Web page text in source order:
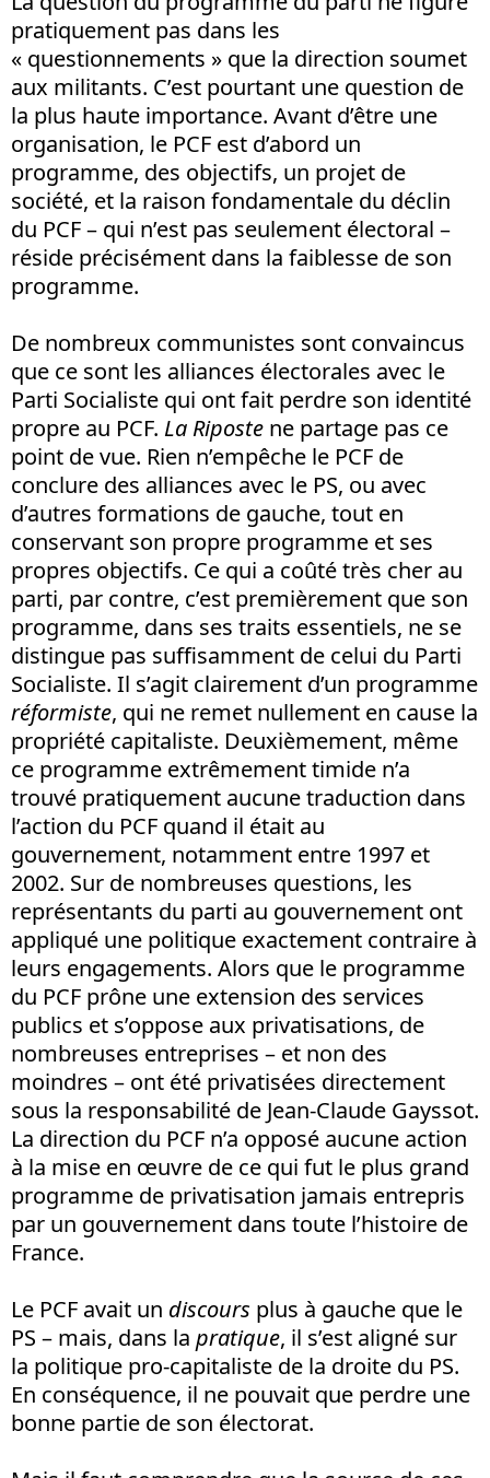
pratiquement pas dans les
« questionnements » que la direction soumet
aux militants. C’est pourtant une question de
la plus haute importance. Avant d’être une
organisation, le PCF est d’abord un
programme, des objectifs, un projet de
société, et la raison fondamentale du déclin
du PCF – qui n’est pas seulement électoral –
réside précisément dans la faiblesse de son
programme.
De nombreux communistes sont convaincus
que ce sont les alliances électorales avec le
Parti Socialiste qui ont fait perdre son identité
propre au PCF. La Riposte ne partage pas ce
point de vue. Rien n’empêche le PCF de
conclure des alliances avec le PS, ou avec
d’autres formations de gauche, tout en
conservant son propre programme et ses
propres objectifs. Ce qui a coûté très cher au
parti, par contre, c’est premièrement que son
programme, dans ses traits essentiels, ne se
distingue pas suffisamment de celui du Parti
Socialiste. Il s’agit clairement d’un programme
réformiste, qui ne remet nullement en cause la
propriété capitaliste. Deuxièmement, même
ce programme extrêmement timide n’a
trouvé pratiquement aucune traduction dans
l’action du PCF quand il était au
gouvernement, notamment entre 1997 et
2002. Sur de nombreuses questions, les
représentants du parti au gouvernement ont
appliqué une politique exactement contraire à
leurs engagements. Alors que le programme
du PCF prône une extension des services
publics et s’oppose aux privatisations, de
nombreuses entreprises – et non des
moindres – ont été privatisées directement
sous la responsabilité de Jean-Claude Gayssot.
La direction du PCF n’a opposé aucune action
à la mise en œuvre de ce qui fut le plus grand
programme de privatisation jamais entrepris
par un gouvernement dans toute l’histoire de
France.
Le PCF avait un discours plus à gauche que le
PS – mais, dans la pratique, il s’est aligné sur
la politique pro-capitaliste de la droite du PS.
En conséquence, il ne pouvait que perdre une
bonne partie de son électorat.